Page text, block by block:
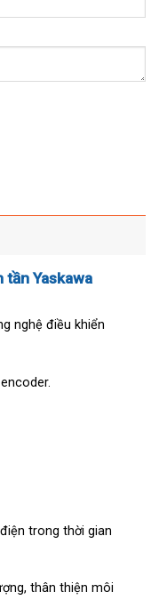
Yaskawa
nghệ điều khiển
trong thời gian
thân thiện môi